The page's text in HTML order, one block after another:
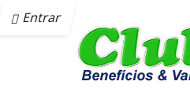
Entrar